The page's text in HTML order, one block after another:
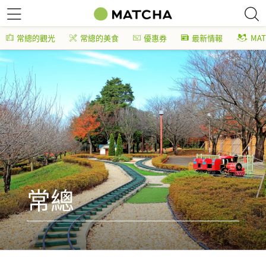
常總的觀光 常總的美食 優惠券 最新情報
常總